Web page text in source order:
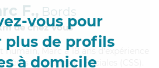
vous pour
plus de profils
à domicile
F., Bords
de chez Vous
humain, Marc a 18 ans d'expérience
Sanitaires et Sociales (CSS).